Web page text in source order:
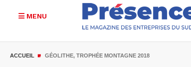
MENU
ACCUEIL GÉOLITHE, TROPHÉE MONTAGNE 2018